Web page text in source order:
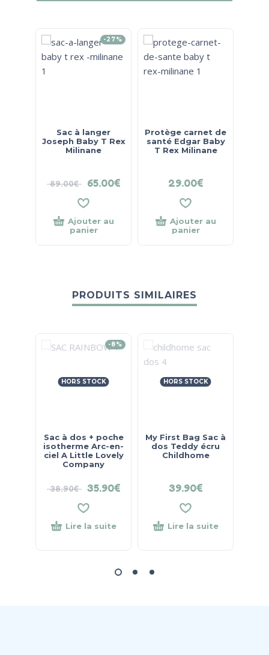
-27%
Sac à langer
Joseph Baby T Rex
Milinane
89.00€ 65.00€
Ajouter au
panier
Protège carnet de
santé Edgar Baby
T Rex Milinane
29.00€
Ajouter au
panier
PRODUITS SIMILAIRES
-8%
HORS STOCK
Sac à dos + poche
isotherme Arc-en-
ciel A Little Lovely
Company
38.90€ 35.90€
Lire la suite
HORS STOCK
My First Bag Sac à
dos Teddy écru
Childhome
39.90€
Lire la suite